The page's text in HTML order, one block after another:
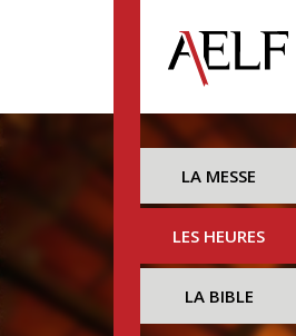
LA MESSE
LES HEURES
LA BIBLE